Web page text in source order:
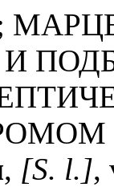
, [S. l.],